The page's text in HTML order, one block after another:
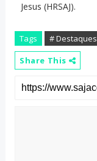
Jesus (HRSAJ).
Tags # Destaques
Share This